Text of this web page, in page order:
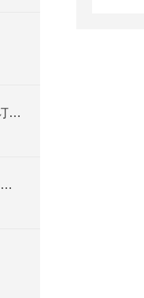
防爆箱风机接线盒穿线盒基本订货须知
防爆软启动器-防爆软启动配电箱维护注意事项